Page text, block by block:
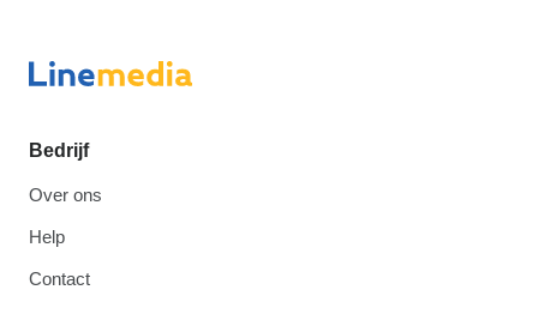
Bedrijf
Over ons
Help
Contact